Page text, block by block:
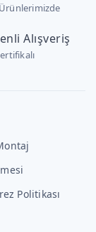
Alışveriş
Politikası